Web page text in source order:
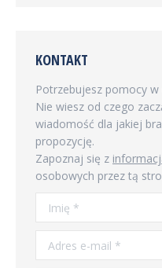
KONTAKT
Potrzebujesz pomocy
Nie wiesz od czego
wiadomość dla jakiej
propozycję.
Zapoznaj się z
osobowych przez tą
Imię *
Adres e-mail *